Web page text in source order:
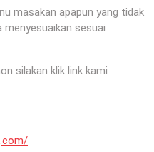
masakan apapun yang tidak
sesuai
silakan klik link kami